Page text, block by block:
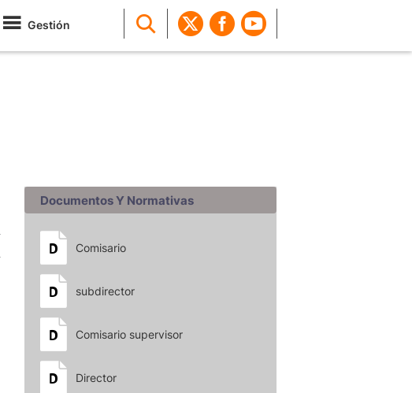
Gestión
Documentos Y Normativas
Comisario
subdirector
Comisario supervisor
Director